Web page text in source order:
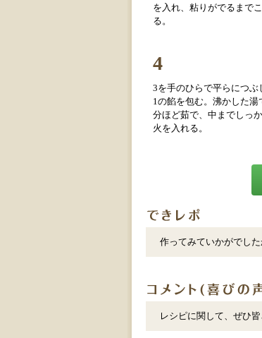
を入れ、粘りがでるまで
る。
4
3を手のひらで平らにつぶ
1の餡を包む。沸かした湯
分ほど茹で、中までしっ
火を入れる。
作ってみていかがでし
レシピに関して、ぜひ